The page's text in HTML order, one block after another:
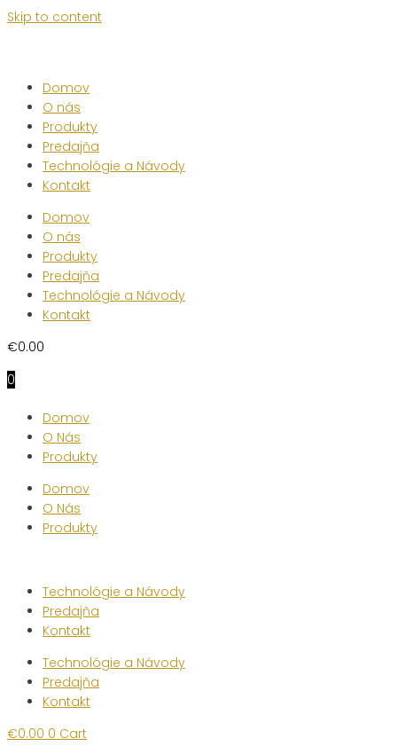
Skip to content
Domov
O nás
Produkty
Predajňa
Technológie a Návody
Kontakt
Domov
O nás
Produkty
Predajňa
Technológie a Návody
Kontakt
€0.00
0
Domov
O Nás
Produkty
Domov
O Nás
Produkty
Technológie a Návody
Predajňa
Kontakt
Technológie a Návody
Predajňa
Kontakt
€0.00 0 Cart